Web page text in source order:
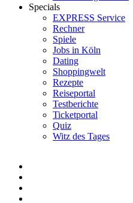
Specials
EXPRESS Service
Rechner
Spiele
Jobs in Köln
Dating
Shoppingwelt
Rezepte
Reiseportal
Testberichte
Ticketportal
Quiz
Witz des Tages